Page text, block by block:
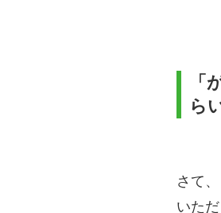
「
ら
さて
いた